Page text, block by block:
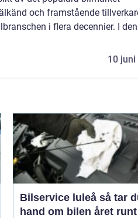
och framstående
i flera decennier. I
10 juni
Bilservice luleå så tar du
hand om bilen året runt